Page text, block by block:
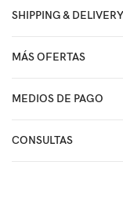
SHIPPING & DELIVERY
MÁS OFERTAS
MEDIOS DE PAGO
CONSULTAS